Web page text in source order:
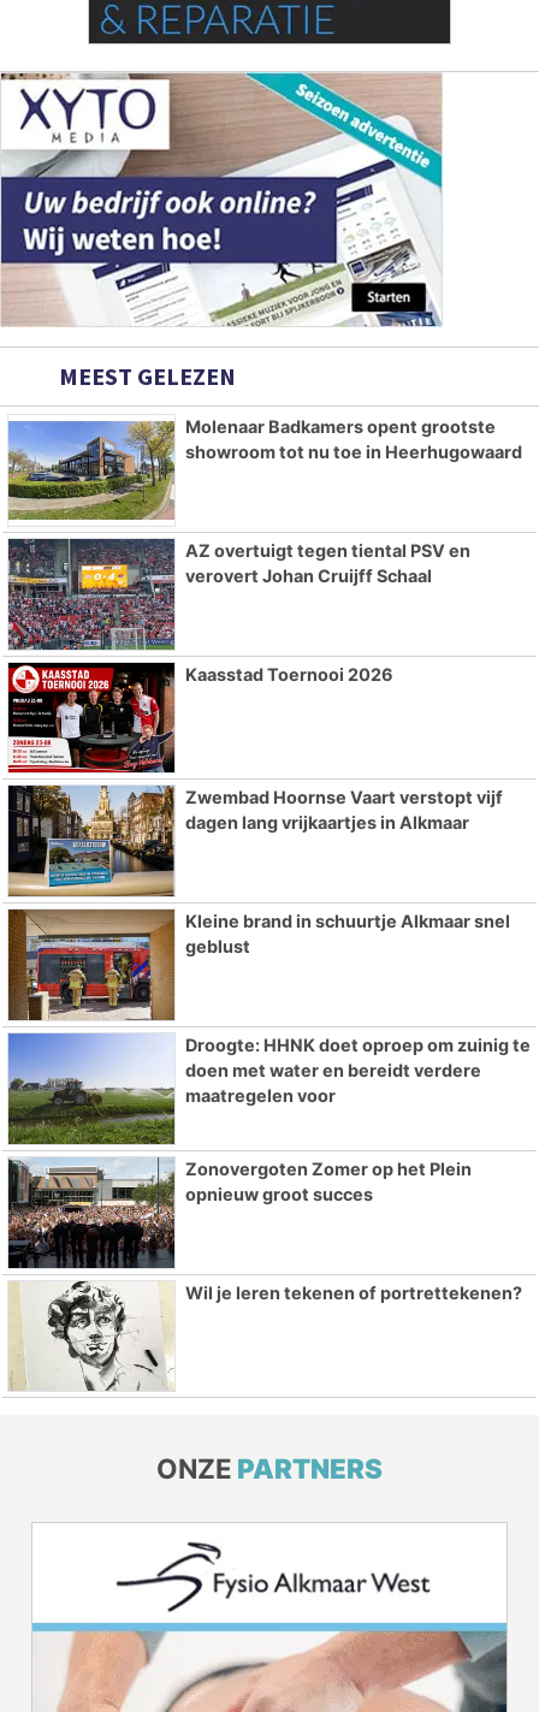
MEEST GELEZEN
Molenaar Badkamers opent grootste
showroom tot nu toe in Heerhugowaard
AZ overtuigt tegen tiental PSV en
verovert Johan Cruijff Schaal
Kaasstad Toernooi 2026
Zwembad Hoornse Vaart verstopt vijf
dagen lang vrijkaartjes in Alkmaar
Kleine brand in schuurtje Alkmaar snel
geblust
Droogte: HHNK doet oproep om zuinig te
doen met water en bereidt verdere
maatregelen voor
Zonovergoten Zomer op het Plein
opnieuw groot succes
Wil je leren tekenen of portrettekenen?
ONZE PARTNERS